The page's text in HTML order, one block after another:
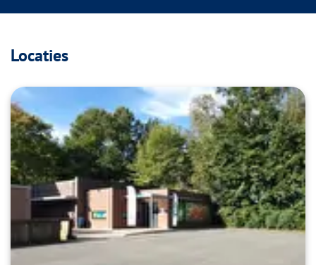
Locaties